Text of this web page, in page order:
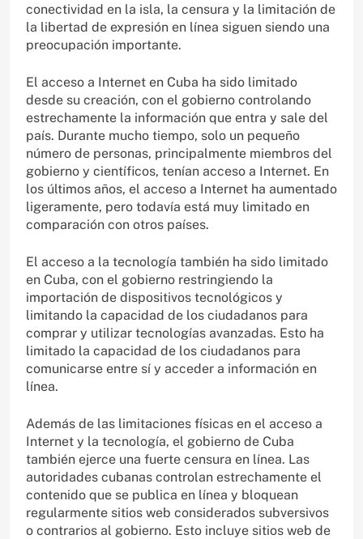
conectividad en la isla, la censura y la limitación de
la libertad de expresión en línea siguen siendo una
preocupación importante.
El acceso a Internet en Cuba ha sido limitado
desde su creación, con el gobierno controlando
estrechamente la información que entra y sale del
país. Durante mucho tiempo, solo un pequeño
número de personas, principalmente miembros del
gobierno y científicos, tenían acceso a Internet. En
los últimos años, el acceso a Internet ha aumentado
ligeramente, pero todavía está muy limitado en
comparación con otros países.
El acceso a la tecnología también ha sido limitado
en Cuba, con el gobierno restringiendo la
importación de dispositivos tecnológicos y
limitando la capacidad de los ciudadanos para
comprar y utilizar tecnologías avanzadas. Esto ha
limitado la capacidad de los ciudadanos para
comunicarse entre sí y acceder a información en
línea.
Además de las limitaciones físicas en el acceso a
Internet y la tecnología, el gobierno de Cuba
también ejerce una fuerte censura en línea. Las
autoridades cubanas controlan estrechamente el
contenido que se publica en línea y bloquean
regularmente sitios web considerados subversivos
o contrarios al gobierno. Esto incluye sitios web de